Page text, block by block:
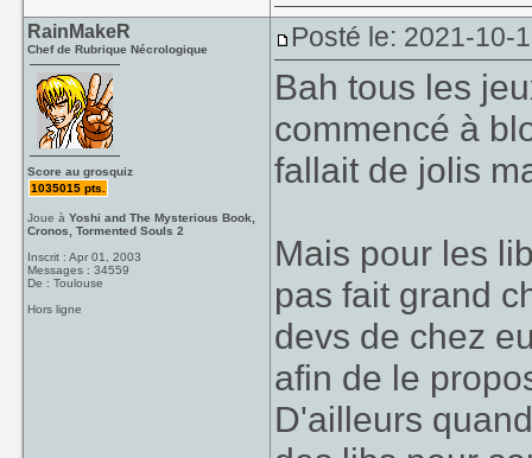
RainMakeR
Chef de Rubrique Nécrologique
Score au grosquiz
1035015 pts.
Joue àYoshi and The Mysterious Book,
Cronos, Tormented Souls 2
Inscrit : Apr 01, 2003
Messages : 34559
De : Toulouse
Hors ligne
Posté le: 2021-10-
Bah tous les
commencé à
fallait de jolis
Mais pour les
pas fait grand
devs de chez
afin de le
D'ailleurs